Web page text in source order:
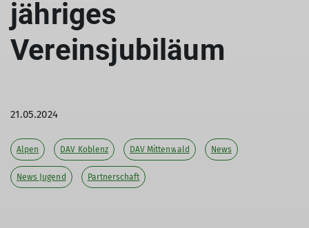
jähriges
Vereinsjubiläum
21.05.2024
Alpen DAV Koblenz DAV Mittenwald News
News Jugend Partnerschaft